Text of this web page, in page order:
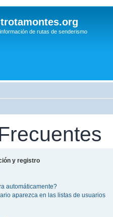
de rutas de senderismo
y registro
automáticamente?
aparezca en las listas de usuarios